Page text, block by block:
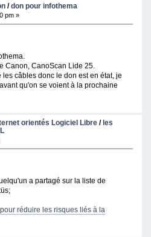
/don pour infothema
pm »
Canon, CanoScan Lide 25.
câbles donc le don est en état, je
qu'on se voient à la prochaine
orientés Logiciel Libre /les
a partagé sur la liste de
réduire les risques liés à la